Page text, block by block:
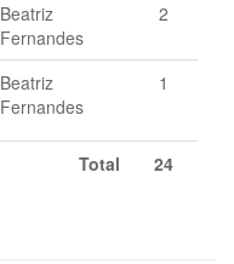
Beatriz
Fernandes
2
Beatriz
Fernandes
1
Total 24